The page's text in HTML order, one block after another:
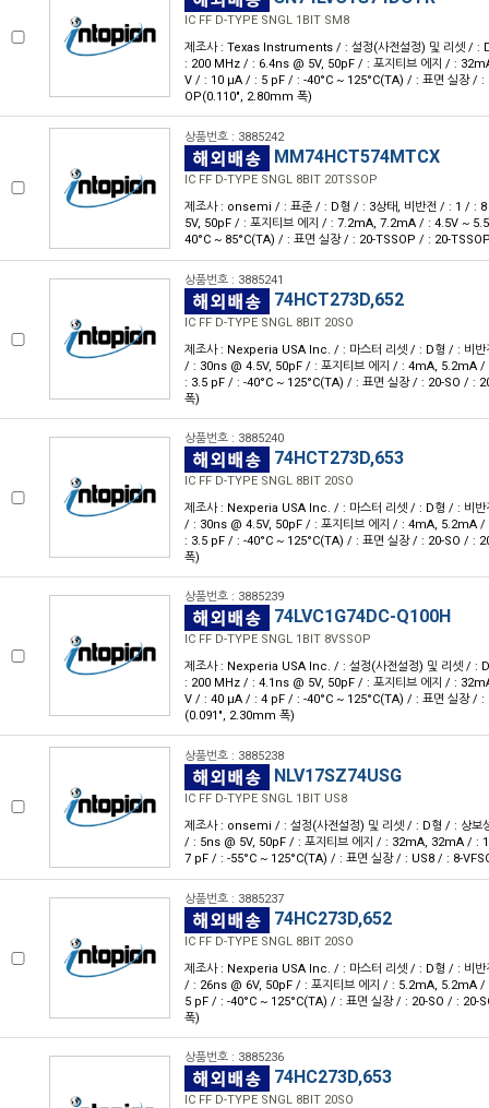
IC FF D-TYPE SNGL 1BIT SM8
제조사 : Texas Instruments / : 설정(사전설정) 및 리셋 / :
: 200 MHz / : 6.4ns @ 5V, 50pF / : 포지티브 에지 / :
V / : 10 μA / : 5 pF / : -40°C ~ 125°C(TA) / : 표면 실장 / :
OP(0.110", 2.80mm 폭)
상품번호 : 3885242
MM74HCT574MTCX
IC FF D-TYPE SNGL 8BIT 20TSSOP
제조사 : onsemi / : 표준 / : D형 / : 3상태, 비반전 / : 1 / :
5V, 50pF / : 포지티브 에지 / : 7.2mA, 7.2mA / : 4.5V ~
40°C ~ 85°C(TA) / : 표면 실장 / : 20-TSSOP / : 20-
상품번호 : 3885241
74HCT273D,652
IC FF D-TYPE SNGL 8BIT 20SO
제조사 : Nexperia USA Inc. / : 마스터 리셋 / : D형 / : 비
/ : 30ns @ 4.5V, 50pF / : 포지티브 에지 / : 4mA, 5.2mA
: 3.5 pF / : -40°C ~ 125°C(TA) / : 표면 실장 / : 20-SO / :
폭)
상품번호 : 3885240
74HCT273D,653
IC FF D-TYPE SNGL 8BIT 20SO
제조사 : Nexperia USA Inc. / : 마스터 리셋 / : D형 / : 비
/ : 30ns @ 4.5V, 50pF / : 포지티브 에지 / : 4mA, 5.2mA
: 3.5 pF / : -40°C ~ 125°C(TA) / : 표면 실장 / : 20-SO / :
폭)
상품번호 : 3885239
74LVC1G74DC-Q100H
IC FF D-TYPE SNGL 1BIT 8VSSOP
제조사 : Nexperia USA Inc. / : 설정(사전설정) 및 리셋 / :
: 200 MHz / : 4.1ns @ 5V, 50pF / : 포지티브 에지 / :
V / : 40 μA / : 4 pF / : -40°C ~ 125°C(TA) / : 표면 실장 / :
(0.091", 2.30mm 폭)
상품번호 : 3885238
NLV17SZ74USG
IC FF D-TYPE SNGL 1BIT US8
제조사 : onsemi / : 설정(사전설정) 및 리셋 / : D형 / : 상
/ : 5ns @ 5V, 50pF / : 포지티브 에지 / : 32mA, 32mA / :
7 pF / : -55°C ~ 125°C(TA) / : 표면 실장 / : US8 / : 8-
상품번호 : 3885237
74HC273D,652
IC FF D-TYPE SNGL 8BIT 20SO
제조사 : Nexperia USA Inc. / : 마스터 리셋 / : D형 / : 비
/ : 26ns @ 6V, 50pF / : 포지티브 에지 / : 5.2mA, 5.2mA
5 pF / : -40°C ~ 125°C(TA) / : 표면 실장 / : 20-SO / : 20-
폭)
상품번호 : 3885236
74HC273D,653
IC FF D-TYPE SNGL 8BIT 20SO